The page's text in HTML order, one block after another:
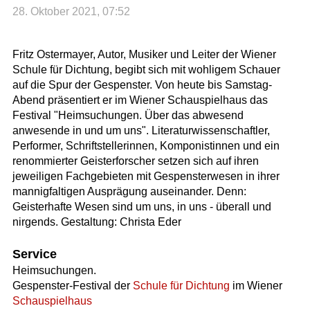
28. Oktober 2021, 07:52
Fritz Ostermayer, Autor, Musiker und Leiter der Wiener
Schule für Dichtung, begibt sich mit wohligem Schauer
auf die Spur der Gespenster. Von heute bis Samstag-
Abend präsentiert er im Wiener Schauspielhaus das
Festival "Heimsuchungen. Über das abwesend
anwesende in und um uns". Literaturwissenschaftler,
Performer, Schriftstellerinnen, Komponistinnen und ein
renommierter Geisterforscher setzen sich auf ihren
jeweiligen Fachgebieten mit Gespensterwesen in ihrer
mannigfaltigen Ausprägung auseinander. Denn:
Geisterhafte Wesen sind um uns, in uns - überall und
nirgends. Gestaltung: Christa Eder
Service
Heimsuchungen.
Gespenster-Festival der Schule für Dichtung im Wiener
Schauspielhaus